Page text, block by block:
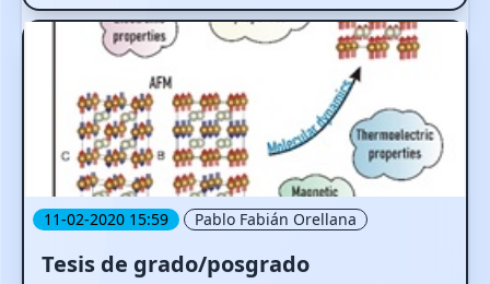
11-02-2020 15:59 Pablo Fabián Orellana
Tesis de grado/posgrado